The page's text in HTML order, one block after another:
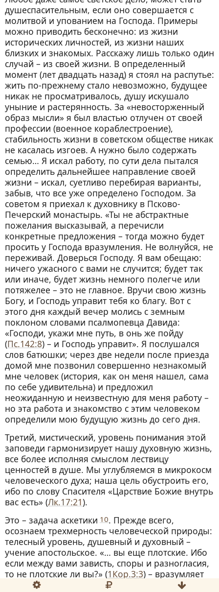
душеспасительным, если оно совершается с
молитвой и упованием на Господа. Примеры
можно приводить бесконечно: из жизни
исторических личностей, из жизни наших
близких и знакомых. Расскажу лишь только один
случай – из своей жизни. В определенный
момент (лет двадцать назад) я стоял на распутье:
жить по-прежнему стало невозможно, будущее
никак не просматривалось, душу искушало
уныние и растерянность. За «невосторженный
образ мысли» я был властью отлучен от своей
профессии (военное кораблестроение),
стабильность жизни в советском обществе никак
не касалась изгоев. А нужно было содержать
семью… Я искал работу, по сути дела пытался
определить дальнейшее направление своей
жизни – искал, суетливо перебирая варианты,
забыв, что все уже определено Господом. За
советом я приехал к духовнику в Псково-
Печерский монастырь. «Ты не абстрактные
пожелания высказывай, а перечисли
конкретные предложения – тогда можно будет
просить у Господа вразумления. Не волнуйся, не
переживай. Доверься Господу. Я вам обещаю:
ничего ужасного с вами не случится; будет так
или иначе, будет жизнь немного полегче или
потяжелее – это не главное. Вручи свою жизнь
Богу, и Господь управит тебя ко благу. Вот с
этого дня каждый вечер молись с земным
поклоном словами псалмопевца Давида:
«Господи, укажи мне путь, в онь же пойду
(Пс.142:8) – и Господь управит». Я послушался
слов батюшки; через две недели после приезда
домой мне позвонил совершенно незнакомый
мне человек (история, как он меня нашел, сама
по себе удивительна) и предложил
неожиданную и неизвестную для меня работу –
но эта работа и знакомство с этим человеком
определили мою будущую жизнь до сего дня.
Третий, мистический, уровень понимания этой
заповеди гармонизирует нашу духовную жизнь,
все более исполняя смыслом лествицу
ценностей в душе. Мы углубляемся в микрокосм
человеческого духа; наша цель обустроить его,
ибо по слову Спасителя «Царствие Божие внутрь
вас есть» (Лк.17:21).
Это – задача аскетики 10. Прежде всего,
осознаем трехмерность человеческой природы:
телесный уровень, душевный и духовный –
учение апостольское. «… вы еще плотские. Ибо
если между вами зависть, споры и разногласия,
то не плотские ли вы?» (1Кор.3:3) – вразумляет
коринфян апостол Павел. Им же он говорит о